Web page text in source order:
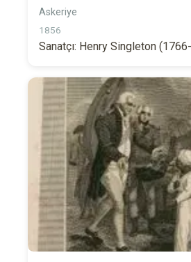
Askeriye
1856
Sanatçı: Henry Singleton